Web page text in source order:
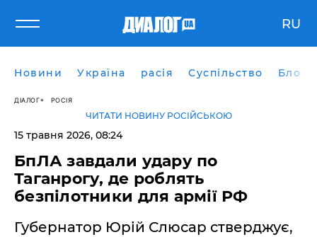
RU
Новини Україна расія Суспільство Блоги
ДІАЛОГ РОСІЯ
ЧИТАТИ НОВИНУ РОСІЙСЬКОЮ
15 травня 2026, 08:24
БпЛА завдали удару по
Таганрогу, де роблять
безпілотники для армії РФ
Губернатор Юрій Слюсар стверджує,